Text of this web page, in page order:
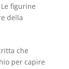
Le figurine
della
che
per capire